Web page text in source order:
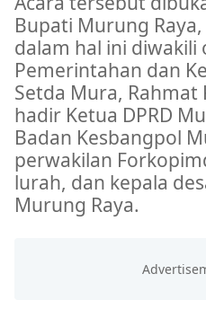
Bupati Murung
dalam hal ini diwakili
Pemerintahan dan
Setda Mura, Rahmat
hadir Ketua DPRD
Badan Kesbangpol
perwakilan
lurah, dan kepala
Murung Raya.